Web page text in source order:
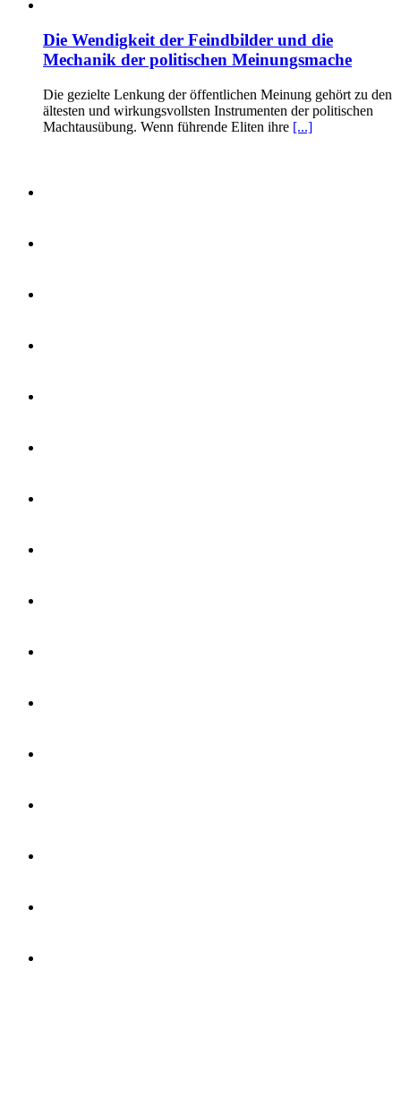
Die Wendigkeit der Feindbilder und die
Mechanik der politischen Meinungsmache
Die gezielte Lenkung der öffentlichen Meinung gehört zu den
ältesten und wirkungsvollsten Instrumenten der politischen
Machtausübung. Wenn führende Eliten ihre [...]